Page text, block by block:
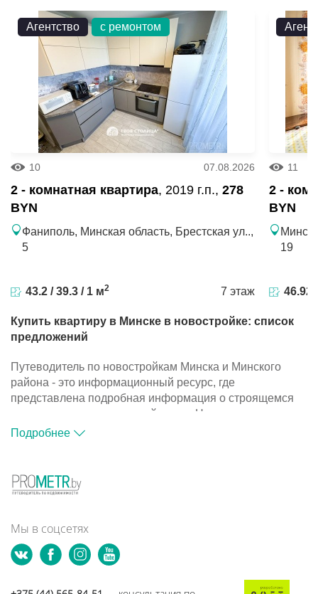
Агентство с ремонтом
10 07.08.2026
2 - комнатная квартира, 2019 г.п., 278
BYN
Фаниполь, Минская область, Брестская ул..,
5
43.2 / 39.3 / 1 м2 7 этаж
11
2 -
BYN
19
46.92
Купить квартиру в Минске в новостройке: список
предложений
Путеводитель по новостройкам Минска и Минского
района - это информационный ресурс, где
представлена подробная информация о строящемся
жилье и компаниях-застройщиках. На портале
размещена база объектов, с помощью которой вы
Путеводитель по новостройкам Минска и Минского
района - это информационный ресурс, где
жилье и компаниях-застройщиках. На портале
размещена база объектов, с помощью которой вы
сможете подобрать подходящий вариант для покупки
Подробнее
Мы в соцсетях